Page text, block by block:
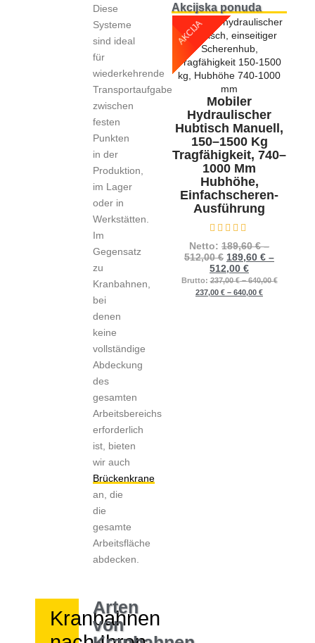
Diese
Systeme
sind ideal
für
wiederkehrende
Transportaufgaben
zwischen
festen
Punkten
in der
Produktion,
im Lager
oder in
Werkstätten.
Im
Gegensatz
zu
Kranbahnen,
bei
denen
keine
vollständige
Abdeckung
des
gesamten
Arbeitsbereichs
erforderlich
ist, bieten
wir auch
Brückenkrane
an, die
die
gesamte
Arbeitsfläche
abdecken.
Kranbahnen
Arten
von
Akcijska ponuda
Mobiler
Hydraulischer
Hubtisch Manuell,
150–1500 Kg
Tragfähigkeit, 740–
1000 Mm
Hubhöhe,
Einfachscheren-
Ausführung
AKCIJA
Netto: 189,60€–
512,00€ 189,60 € –
512,00 €
Brutto:237,00€–640,00€
237,00 € – 640,00 €